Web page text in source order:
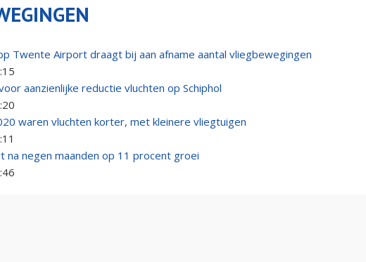
Twente Airport draagt bij aan afname aantal vliegbewegingen
aanzienlijke reductie vluchten op Schiphol
waren vluchten korter, met kleinere vliegtuigen
na negen maanden op 11 procent groei